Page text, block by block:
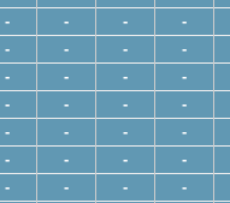
- - - -
- - - -
- - - -
- - - -
- - - -
- - - -
- - - -